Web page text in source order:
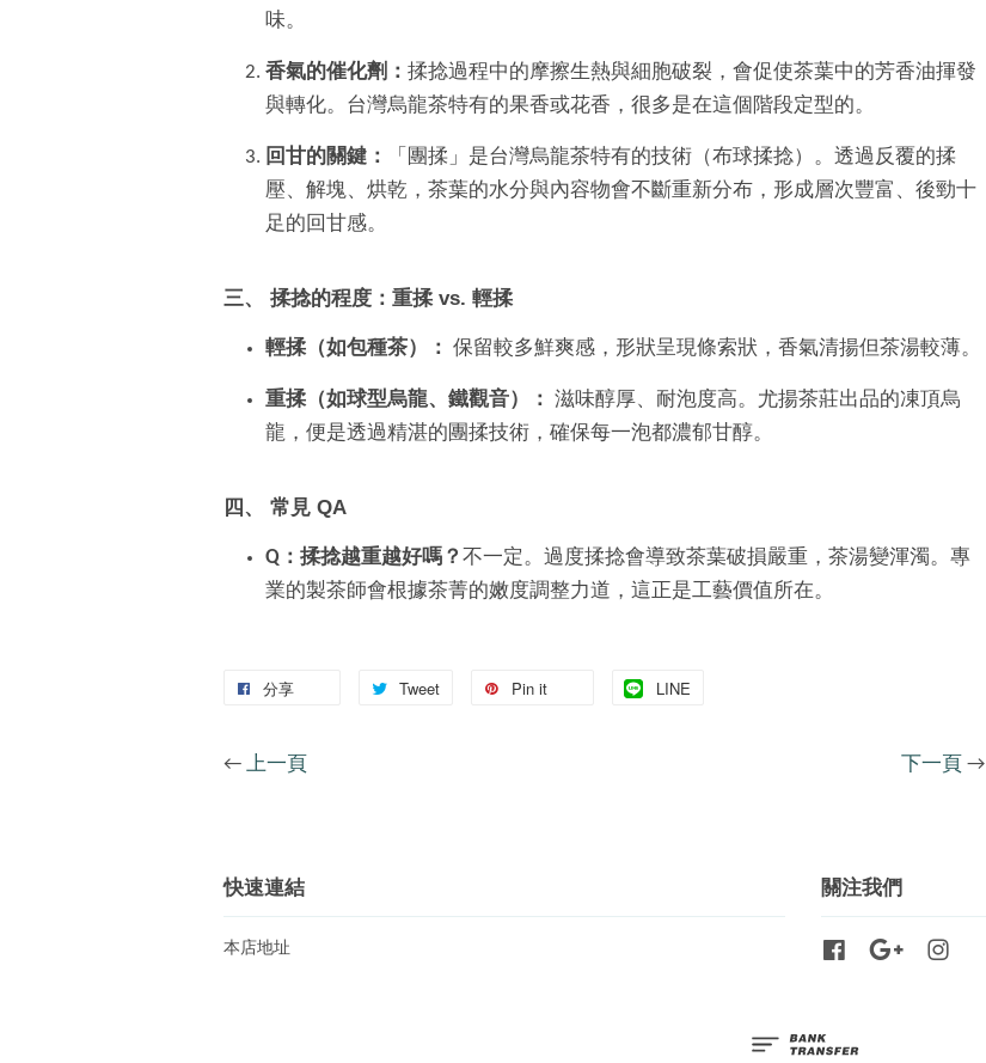
味。
香氣的催化劑： 揉捻過程中的摩擦生熱與細胞破裂，會促使茶葉中的芳香油揮發
與轉化。台灣烏龍茶特有的果香或花香，很多是在這個階段定型的。
回甘的關鍵：
「團揉」是台灣烏龍茶特有的技術（布球揉捻）。透過反覆的揉
壓、解塊、烘乾，茶葉的水分與內容物會不斷重新分布，形成層次豐富、後勁十
足的回甘感。
三、 揉捻的程度：重揉 vs. 輕揉
輕揉（如包種茶）： 保留較多鮮爽感，形狀呈現條索狀，香氣清揚但茶湯較薄。
重揉（如球型烏龍、鐵觀音）： 滋味醇厚、耐泡度高。尤揚茶莊出品的凍頂烏
龍，便是透過精湛的團揉技術，確保每一泡都濃郁甘醇。
四、 常見 QA
Q：揉捻越重越好嗎？ 不一定。過度揉捻會導致茶葉破損嚴重，茶湯變渾濁。專
業的製茶師會根據茶菁的嫩度調整力道，這正是工藝價值所在。
分享 Tweet Pin it LINE
← 上一頁 下一頁 →
快速連結
本店地址
關注我們
Facebook Google